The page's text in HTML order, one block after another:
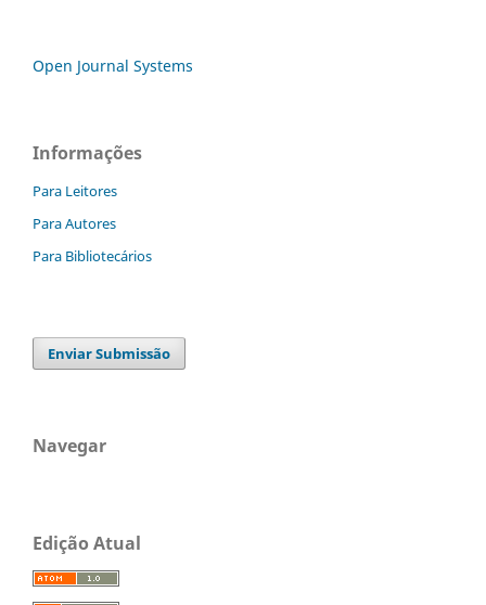
Open Journal Systems
Informações
Para Leitores
Para Autores
Para Bibliotecários
Enviar Submissão
Navegar
Edição Atual